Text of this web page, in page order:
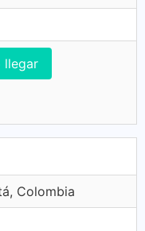
llegar
Colombia